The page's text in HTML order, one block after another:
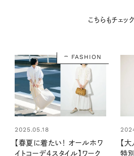
こちらもチェック
FASHION
2025.05.18
【春夏に着たい！ オールホワ
イトコーデ4スタイル】ワーク
【
特